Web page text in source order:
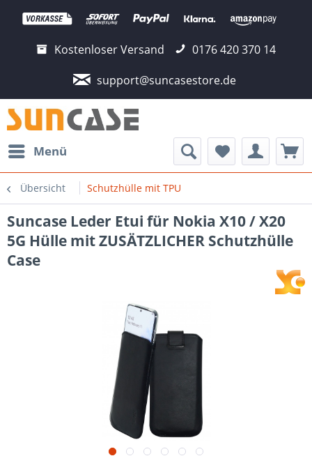
Kostenloser Versand
0176 420 370 14
support@suncasestore.de
Menü
Übersicht Schutzhülle mit TPU
Suncase Leder Etui für Nokia X10 / X20
5G Hülle mit ZUSÄTZLICHER Schutzhülle
Case